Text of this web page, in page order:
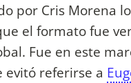
por Cris Morena
el formato fue
Fue en este
evitó referirse a